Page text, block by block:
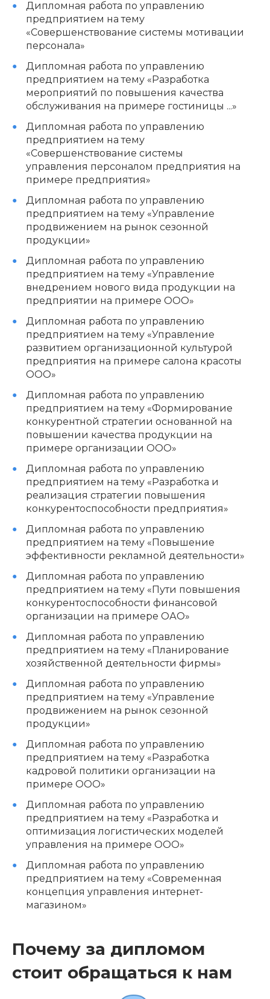
Дипломная работа по управлению
предприятием на тему
«Совершенствование системы мотивации
персонала»
Дипломная работа по управлению
предприятием на тему «Разработка
мероприятий по повышения качества
обслуживания на примере гостиницы ...»
Дипломная работа по управлению
предприятием на тему
«Совершенствование системы
управления персоналом предприятия на
примере предприятия»
Дипломная работа по управлению
предприятием на тему «Управление
продвижением на рынок сезонной
продукции»
Дипломная работа по управлению
предприятием на тему «Управление
внедрением нового вида продукции на
предприятии на примере ООО»
Дипломная работа по управлению
предприятием на тему «Управление
развитием организационной культурой
предприятия на примере салона красоты
ООО»
Дипломная работа по управлению
предприятием на тему «Формирование
конкурентной стратегии основанной на
повышении качества продукции на
примере организации ООО»
Дипломная работа по управлению
предприятием на тему «Разработка и
реализация стратегии повышения
конкурентоспособности предприятия»
Дипломная работа по управлению
предприятием на тему «Повышение
эффективности рекламной деятельности»
Дипломная работа по управлению
предприятием на тему «Пути повышения
конкурентоспособности финансовой
организации на примере ОАО»
Дипломная работа по управлению
предприятием на тему «Планирование
хозяйственной деятельности фирмы»
Дипломная работа по управлению
предприятием на тему «Управление
продвижением на рынок сезонной
продукции»
Дипломная работа по управлению
предприятием на тему «Разработка
кадровой политики организации на
примере ООО»
Дипломная работа по управлению
предприятием на тему «Разработка и
оптимизация логистических моделей
управления на примере ООО»
Дипломная работа по управлению
предприятием на тему «Современная
концепция управления интернет-
магазином»
Почему за дипломом
стоит обращаться к нам